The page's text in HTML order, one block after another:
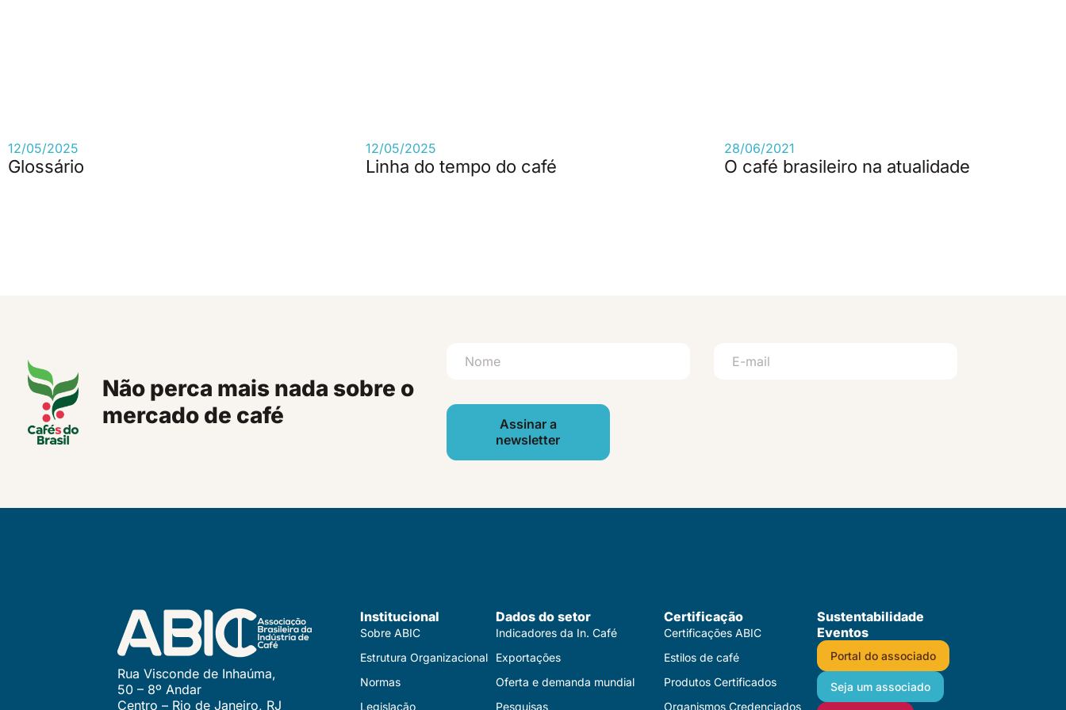
12/05/2025
Glossário
12/05/2025
Linha do tempo do café
28/06/2021
O café brasileiro na atualidade
Não perca mais nada sobre o
mercado de café
Assinar a
newsletter
Rua Visconde de Inhaúma,
50 – 8º Andar
Centro – Rio de Janeiro, RJ
Institucional
Sobre ABIC
Estrutura Organizacional
Normas
Legislação
Dados do setor
Indicadores da In. Café
Exportações
Oferta e demanda mundial
Pesquisas
Certificação
Certificações ABIC
Estilos de café
Produtos Certificados​
Organismos Credenciados
Sustentabilidade
Eventos
Portal do associado
Seja um associado